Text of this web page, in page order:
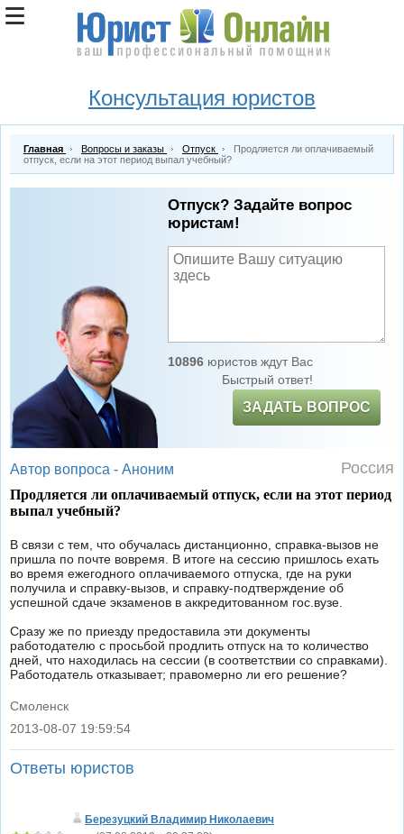
Консультация юристов
Главная Вопросы и заказы Отпуск
Продляется ли оплачиваемый
отпуск, если на этот период выпал учебный?
Отпуск? Задайте вопрос
юристам!
10896юристов ждут Вас
Быстрый ответ!
ЗАДАТЬ ВОПРОС
Автор вопроса - Аноним Россия
Продляется ли оплачиваемый отпуск, если на этот период
выпал учебный?
В связи с тем, что обучалась дистанционно, справка-вызов не
пришла по почте вовремя. В итоге на сессию пришлось ехать
во время ежегодного оплачиваемого отпуска, где на руки
получила и справку-вызов, и справку-подтверждение об
успешной сдаче экзаменов в аккредитованном гос.вузе.
Сразу же по приезду предоставила эти документы
работодателю с просьбой продлить отпуск на то количество
дней, что находилась на сессии (в соответствии со справками).
Работодатель отказывает; правомерно ли его решение?
Смоленск
|
2013-08-07 19:59:54
Ответы юристов
Березуцкий Владимир Николаевич